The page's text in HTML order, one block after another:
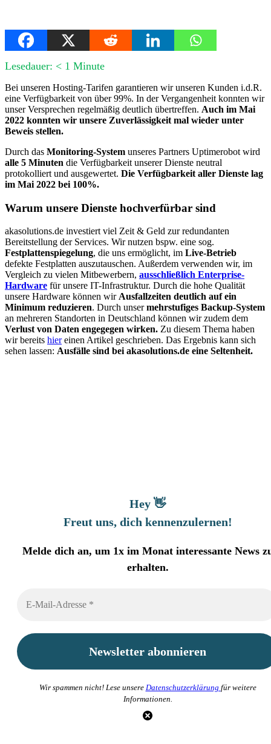
Lesedauer: < 1 Minute
Bei unseren Hosting-Tarifen garantieren wir unseren Kunden i.d.R.
eine Verfügbarkeit von über 99%. In der Vergangenheit konnten wir
unser Versprechen regelmäßig deutlich übertreffen. Auch im Mai
2022 konnten wir unsere Zuverlässigkeit mal wieder unter
Beweis stellen.
Durch das Monitoring-System unseres Partners Uptimerobot wird
alle 5 Minuten die Verfügbarkeit unserer Dienste neutral
protokolliert und ausgewertet. Die Verfügbarkeit aller Dienste lag
im Mai 2022 bei 100%.
Warum unsere Dienste hochverfürbar sind
akasolutions.de investiert viel Zeit & Geld zur redundanten
Bereitstellung der Services. Wir nutzen bspw. eine sog.
Festplattenspiegelung, die uns ermöglicht, im Live-Betrieb
defekte Festplatten auszutauschen. Außerdem verwenden wir, im
Vergleich zu vielen Mitbewerbern, ausschließlich Enterprise-
Hardware für unsere IT-Infrastruktur. Durch die hohe Qualität
unsere Hardware können wir Ausfallzeiten deutlich auf ein
Minimum reduzieren. Durch unsermehrstufiges Backup-System
an mehreren Standorten in Deutschland können wir zudem dem
Verlust von Daten engegegen wirken. Zu diesem Thema haben
wir bereits hiereinen Artikel geschrieben. Das Ergebnis kann sich
sehen lassen: Ausfälle sind bei akasolutions.de eine Seltenheit.
Hey 👋
Freut uns, dich kennenzulernen!
Melde dich an, um 1x im Monat interessante News
erhalten.
Wir spammen nicht! Lese unsere Datenschutzerklärung für weitere
Informationen.